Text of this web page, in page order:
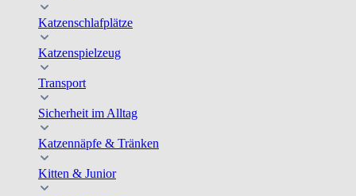
Katzenschlafplätze
Katzenspielzeug
Transport
Sicherheit im Alltag
Katzennäpfe & Tränken
Kitten & Junior